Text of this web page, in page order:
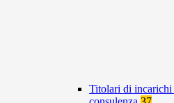
Titolari di